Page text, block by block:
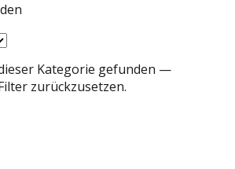
Kategorie gefunden —
zurückzusetzen.